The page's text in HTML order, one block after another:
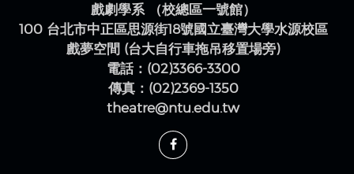
戲劇學系 （校總區一號館）
100 台北市中正區思源街18號國立臺灣大學水源校區
戲夢空間 (台大自行車拖吊移置場旁)
電話：(02)3366-3300
傳真：(02)2369-1350
theatre@ntu.edu.tw